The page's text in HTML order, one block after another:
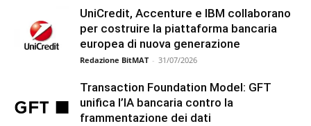
UniCredit, Accenture e IBM collaborano
per costruire la piattaforma bancaria
europea di nuova generazione
Redazione BitMAT - 31/07/2026
Transaction Foundation Model: GFT
unifica l’IA bancaria contro la
frammentazione dei dati